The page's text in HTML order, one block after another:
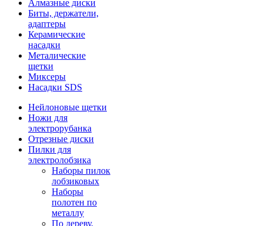
Алмазные диски
Биты, держатели,
адаптеры
Керамические
насадки
Металические
щетки
Миксеры
Насадки SDS
Нейлоновые щетки
Ножи для
электрорубанка
Отрезные диски
Пилки для
электролобзика
Наборы пилок
лобзиковых
Наборы
полотен по
металлу
По дереву,